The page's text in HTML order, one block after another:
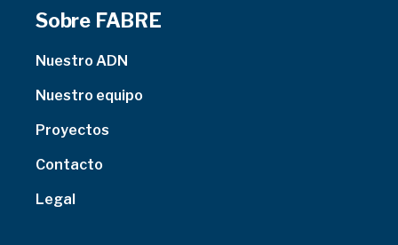
Sobre FABRE
Nuestro ADN
Nuestro equipo
Proyectos
Contacto
Legal